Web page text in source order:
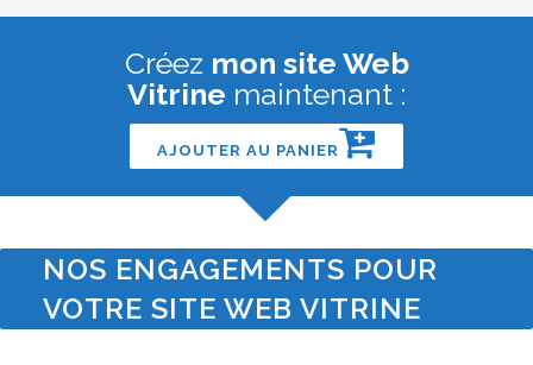
Créez mon site Web
Vitrine maintenant :
AJOUTER AU PANIER
NOS ENGAGEMENTS POUR
VOTRE SITE WEB VITRINE